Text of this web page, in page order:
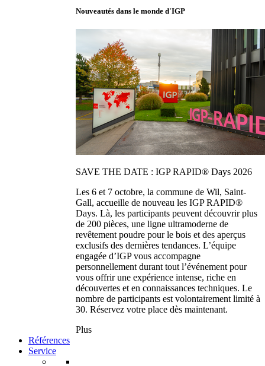
Nouveautés dans le monde d'IGP
SAVE THE DATE : IGP RAPID® Days 2026
Les 6 et 7 octobre, la commune de Wil, Saint-
Gall, accueille de nouveau les IGP RAPID®
Days. Là, les participants peuvent découvrir plus
de 200 pièces, une ligne ultramoderne de
revêtement poudre pour le bois et des aperçus
exclusifs des dernières tendances. L’équipe
engagée d’IGP vous accompagne
personnellement durant tout l’événement pour
vous offrir une expérience intense, riche en
découvertes et en connaissances techniques. Le
nombre de participants est volontairement limité à
30. Réservez votre place dès maintenant.
Plus
Références
Service